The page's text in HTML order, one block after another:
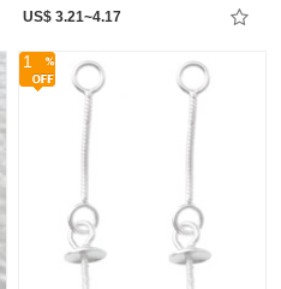
US$ 3.21~4.17
1